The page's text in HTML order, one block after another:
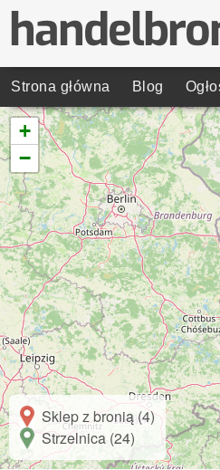
Strona główna Blog
+
−
Sklep z bronią (4)
Strzelnica (24)